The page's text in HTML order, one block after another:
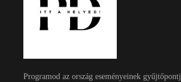
Programod az ország eseményeinek